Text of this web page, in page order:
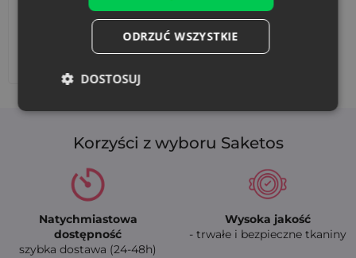
Korzyści z wyboru Saketos
Natychmiastowa
dostępność
szybka dostawa (24-48h)
Wysoka jakość
- trwałe i bezpieczne tkaniny
ODRZUĆ WSZYSTKIE
DOSTOSUJ